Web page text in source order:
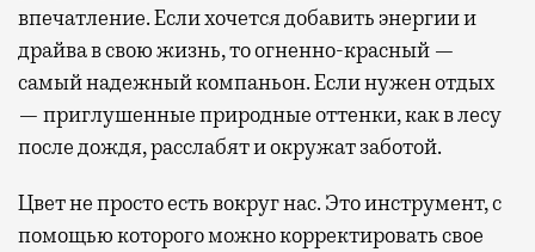
впечатление. Если хочется добавить энергии и
драйва в свою жизнь, то огненно-красный —
самый надежный компаньон. Если нужен отдых
— приглушенные природные оттенки, как в лесу
после дождя, расслабят и окружат заботой.
Цвет не просто есть вокруг нас. Это инструмент, с
помощью которого можно корректировать свое